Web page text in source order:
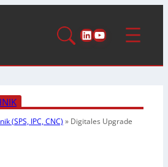
LinkedIn
YouTube
(SPS, IPC, CNC) » Digitales Upgrade